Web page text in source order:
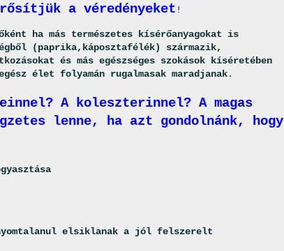
a véredényeket !
ha más természetes kísérőanyagokat is
(paprika,káposztafélék) származik,
és más egészséges szokások kíséretében
élet folyamán rugalmasak maradjanak.
A koleszterinnel? A magas
lenne, ha azt gondolnánk, hogy
elsiklanak a jól felszerelt